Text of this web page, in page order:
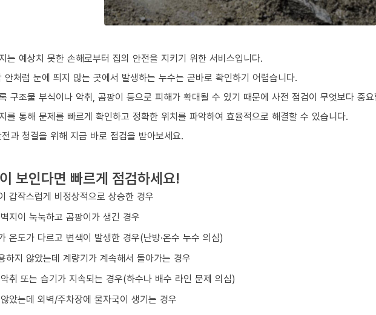
는 예상치 못한 손해로부터 집의 안전을 지키기 위한 서비스입니다.
안처럼 눈에 띄지 않는 곳에서 발생하는 누수는 곧바로 확인하기 어렵습니다.
구조물 부식이나 악취, 곰팡이 등으로 피해가 확대될 수 있기 때문에 사전 점검이 무엇보다 중
를 통해 문제를 빠르게 확인하고 정확한 위치를 파악하여 효율적으로 해결할 수 있습니다.
과 청결을 위해 지금 바로 점검을 받아보세요.
보인다면 빠르게 점검하세요!
갑작스럽게 비정상적으로 상승한 경우
지이 눅눅하고 곰팡이가 생긴 경우
온도가 다르고 변색이 발생한 경우(난방·온수 누수 의심)
하지 않았는데 계량기가 계속해서 돌아가는 경우
취 또는 습기가 지속되는 경우(하수나 배수 라인 문제 의심)
았는데 외벽/주차장에 물자국이 생기는 경우